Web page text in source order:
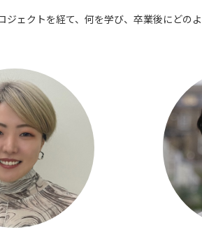
ェクトを経て、何を学び、卒業後にどの